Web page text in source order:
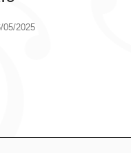
05/2025